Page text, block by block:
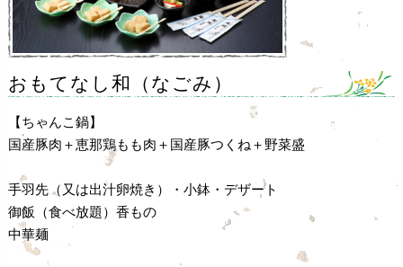
おもてなし和（なごみ）
【ちゃんこ鍋】
国産豚肉＋恵那鶏もも肉＋国産豚つくね＋野菜盛
手羽先（又は出汁卵焼き）・小鉢・デザート
御飯（食べ放題）香もの
中華麺